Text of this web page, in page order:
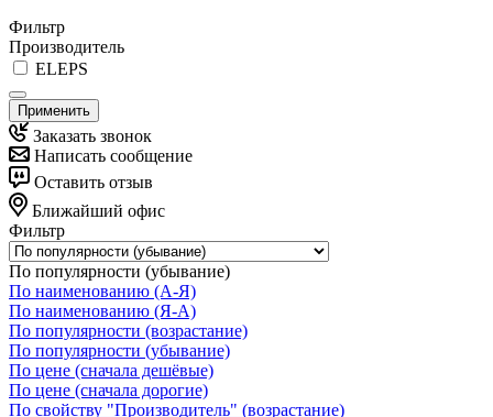
Фильтр
Производитель
ELEPS
Применить
Заказать звонок
Написать сообщение
Оставить отзыв
Ближайший офис
Фильтр
По популярности (убывание)
По наименованию (А-Я)
По наименованию (Я-А)
По популярности (возрастание)
По популярности (убывание)
По цене (сначала дешёвые)
По цене (сначала дорогие)
По свойству "Производитель" (возрастание)